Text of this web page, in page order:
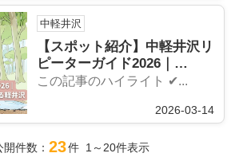
中軽井沢
【スポット紹介】中軽井沢リ
ピーターガイド2026｜
Picchio体験・穴場グルメ・
この記事のハイライト ✔...
2026-03-14
件数： 23件 1～20件表示